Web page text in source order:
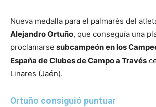
Nueva medalla para el palmarés del
Alejandro Ortuño, que conseguía una
proclamarse subcampeón en los
España de Clubes de Campo a Través
Linares (Jaén).
Ortuño consiguió puntuar